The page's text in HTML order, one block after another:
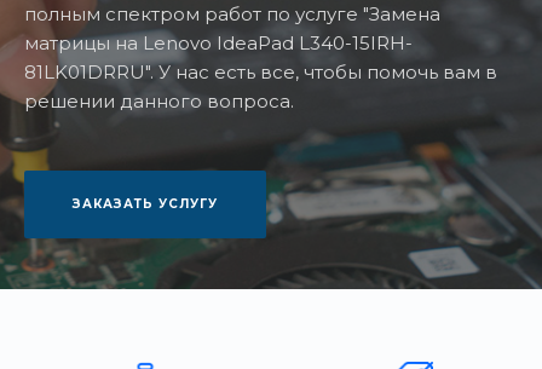
полным спектром работ по услуге "Замена
матрицы на Lenovo IdeaPad L340-15IRH-
81LK01DRRU". У нас есть все, чтобы помочь вам в
решении данного вопроса.
ЗАКАЗАТЬ УСЛУГУ